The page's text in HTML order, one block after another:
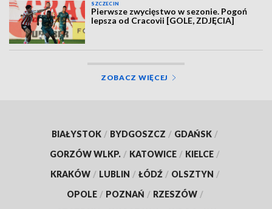
SZCZECIN
Pierwsze zwycięstwo w sezonie. Pogoń
lepsza od Cracovii [GOLE, ZDJĘCIA]
ZOBACZ WIĘCEJ
BIAŁYSTOK / BYDGOSZCZ / GDAŃSK /
GORZÓW WLKP. / KATOWICE / KIELCE /
KRAKÓW / LUBLIN / ŁÓDŹ / OLSZTYN /
OPOLE / POZNAŃ / RZESZÓW /